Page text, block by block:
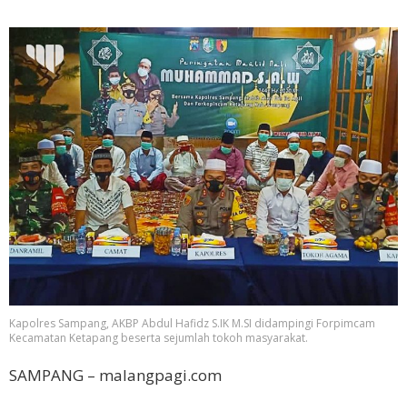
Kapolres Sampang, AKBP Abdul Hafidz S.IK M.SI didampingi Forpimcam
Kecamatan Ketapang beserta sejumlah tokoh masyarakat.
SAMPANG – malangpagi.com